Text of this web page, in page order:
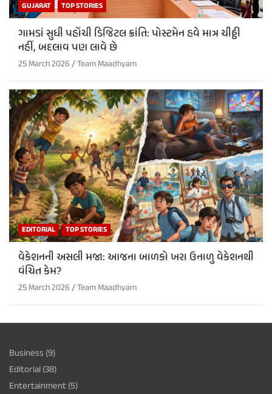
GUJARAT TOP STORIES
ગામડાં સુધી પહોંચી ડિજિટલ ક્રાંતિ: પોસ્ટમેન હવે માત્ર ચીઠ્ઠી
નહીં, બદલાવ પણ લાવે છે
25 March 2026 Team Maadhyam
EDITORIAL TOP STORIES
વેકેશનની અસલી મજા: આજના બાળકો ખરા ઉનાળુ વેકેશનથી
વંચિત કેમ?
25 March 2026 Team Maadhyam
Business (9)
Editorial(38)
Entertainment(5)